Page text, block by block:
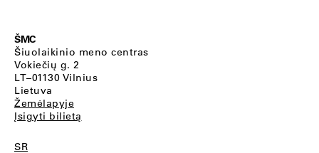
ŠMC
Šiuolaikinio meno centras
Vokiečių g. 2
LT–01130 Vilnius
Lietuva
Žemėlapyje
Įsigyti bilietą
SR